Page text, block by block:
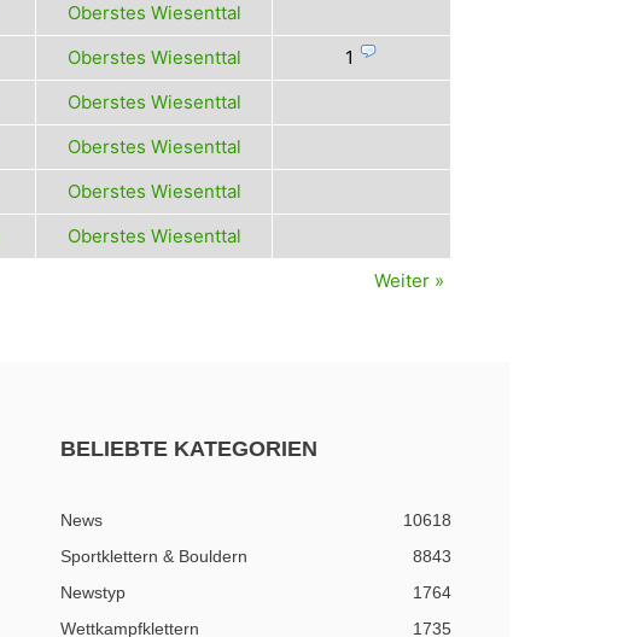
Oberstes Wiesenttal
Oberstes Wiesenttal
1
Oberstes Wiesenttal
Oberstes Wiesenttal
Oberstes Wiesenttal
Oberstes Wiesenttal
Weiter »
BELIEBTE KATEGORIEN
News
10618
Sportklettern & Bouldern
8843
Newstyp
1764
Wettkampfklettern
1735